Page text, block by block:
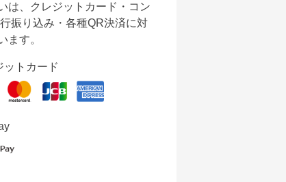
は、クレジットカード・コン
振り込み・各種QR決済に対
ます。
ットカード